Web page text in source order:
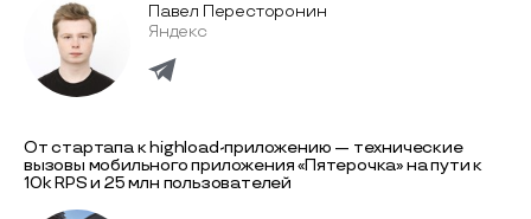
Павел Пересторонин
Яндекс
От стартапа к highload-приложению — технические
вызовы мобильного приложения «Пятерочка» на пути к
10k RPS и 25 млн пользователей